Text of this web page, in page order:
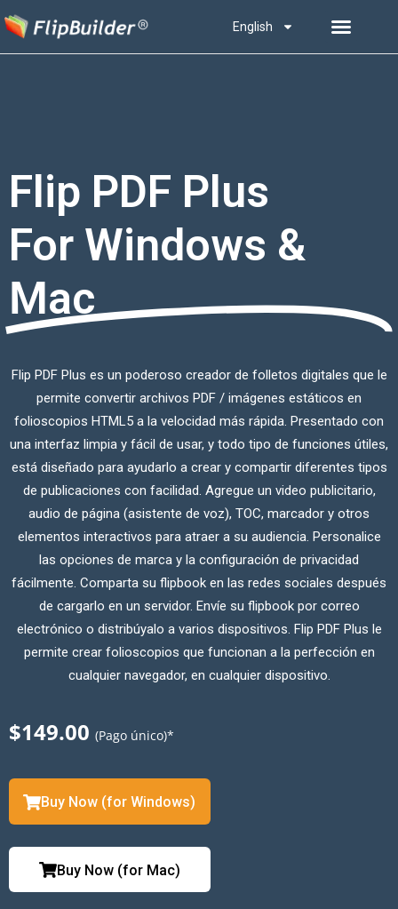
English
Flip PDF Plus
For Windows &
Mac
Flip PDF Plus es un poderoso creador de folletos digitales que le
permite convertir archivos PDF / imágenes estáticos en
folioscopios HTML5 a la velocidad más rápida. Presentado con
una interfaz limpia y fácil de usar, y todo tipo de funciones útiles,
está diseñado para ayudarlo a crear y compartir diferentes tipos
de publicaciones con facilidad. Agregue un video publicitario,
audio de página (asistente de voz), TOC, marcador y otros
elementos interactivos para atraer a su audiencia. Personalice
las opciones de marca y la configuración de privacidad
fácilmente. Comparta su flipbook en las redes sociales después
de cargarlo en un servidor. Envíe su flipbook por correo
electrónico o distribúyalo a varios dispositivos. Flip PDF Plus le
permite crear folioscopios que funcionan a la perfección en
cualquier navegador, en cualquier dispositivo.
$149.00 (Pago único)*
Buy Now (for Windows)
Buy Now (for Mac)